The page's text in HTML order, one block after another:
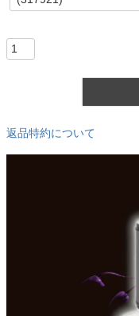
必
返品特約について